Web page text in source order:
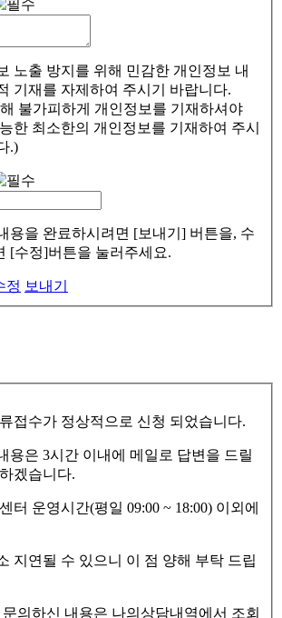
노출 방지를 위해 민감한 개인정보 내
기재를 자제하여 주시기 바랍니다.
불가피하게 개인정보를 기재하셔야
한 최소한의 개인정보를 기재하여 주시
.)
용을 완료하시려면 [보내기] 버튼을, 수
[수정]버튼을 눌러주세요.
정 보내기
접수가 정상적으로 신청 되었습니다.
용은 3시간 이내에 메일로 답변을 드릴
겠습니다.
터 운영시간(평일 09:00 ~ 18:00) 이외에
지연될 수 있으니 이 점 양해 부탁 드립
문의하신 내용은 나의상담내역에서 조회